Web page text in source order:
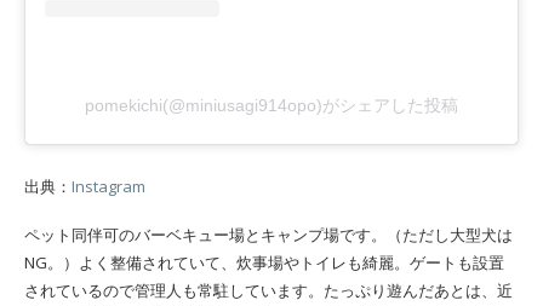
pomekichi(@miniusagi914opo)がシェアした投稿
出典： Instagram
ペット同伴可のバーベキュー場とキャンプ場です。（ただし大型犬は
NG。）よく整備されていて、炊事場やトイレも綺麗。ゲートも設置
されているので管理人も常駐しています。たっぷり遊んだあとは、近